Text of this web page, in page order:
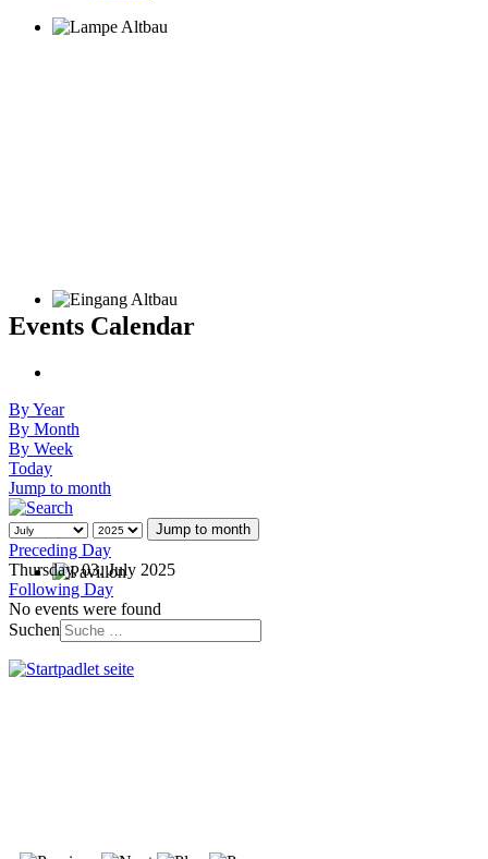
Events Calendar
By Year
By Month
By Week
Today
Jump to month
Jump to month
Preceding Day
Thursday, 03. July 2025
Following Day
No events were found
Suchen